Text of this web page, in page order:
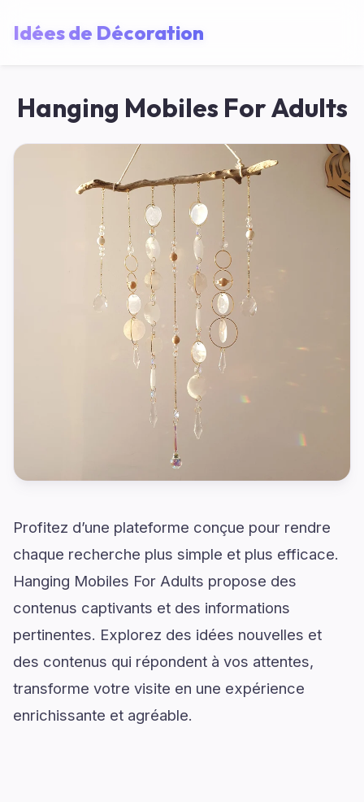
Idées de Décoration
Hanging Mobiles For Adults
Profitez d’une plateforme conçue pour rendre
chaque recherche plus simple et plus efficace.
Hanging Mobiles For Adults propose des
contenus captivants et des informations
pertinentes. Explorez des idées nouvelles et
des contenus qui répondent à vos attentes,
transforme votre visite en une expérience
enrichissante et agréable.